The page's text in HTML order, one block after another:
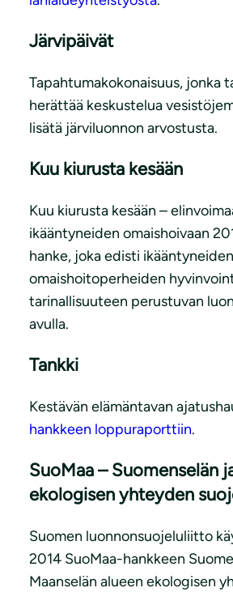
Järvipäivät
Tapahtumakokonaisuus, jonka
herättää keskustelua
lisätä järviluonnon arvostusta.
Kuu kiurusta kesään
Kuu kiurusta kesään –
ikääntyneiden omaishoivaan
hanke, joka edisti ikääntyneiden
omaishoitoperheiden
tarinallisuuteen perustuvan
avulla.
Tankki
Kestävän elämäntavan
hankkeen loppuraporttiin.
SuoMaa – Suomenselän
ekologisen yhteyden
Suomen luonnonsuojeluliitto
2014 SuoMaa-hankkeen
Maanselän alueen ekologisen